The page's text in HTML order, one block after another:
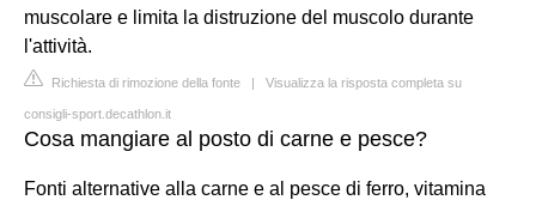
muscolare e limita la distruzione del muscolo durante
l'attività.
Richiesta di rimozione della fonte | Visualizza la risposta completa su
consigli-sport.decathlon.it
Cosa mangiare al posto di carne e pesce?
Fonti alternative alla carne e al pesce di ferro, vitamina